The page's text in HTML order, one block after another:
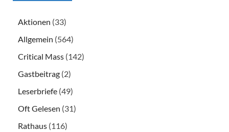
Aktionen (33)
Allgemein (564)
Critical Mass (142)
Gastbeitrag (2)
Leserbriefe (49)
Oft Gelesen (31)
Rathaus (116)